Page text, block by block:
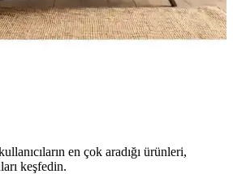
en çok aradığı ürünleri,
keşfedin.